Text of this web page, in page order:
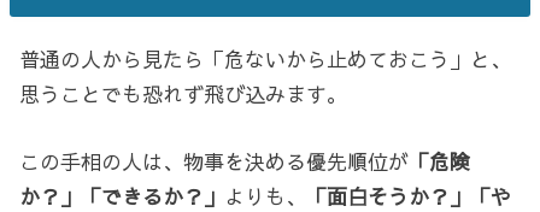
普通の人から見たら「危ないから止めておこう」と、
思うことでも恐れず飛び込みます。
この手相の人は、物事を決める優先順位が 「危険
か？」「できるか？」 よりも、
「面白そうか？」「や